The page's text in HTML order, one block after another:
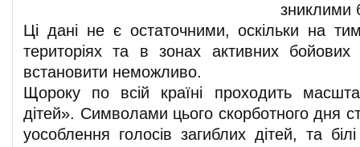
зниклими
Ці дані не є остаточними, оскільки на
територіях та в зонах активних бойових
встановити неможливо.
Щороку по всій країні проходить
дітей». Символами цього скорботного дня
уособлення голосів загиблих дітей, та